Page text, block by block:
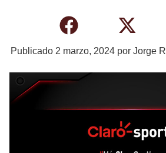
Publicado 2 marzo, 2024 por Jorge